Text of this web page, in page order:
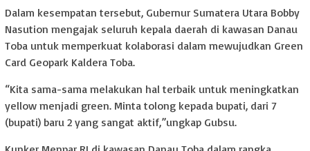
Dalam kesempatan tersebut, Gubernur Sumatera Utara Bobby
Nasution mengajak seluruh kepala daerah di kawasan Danau
Toba untuk memperkuat kolaborasi dalam mewujudkan Green
Card Geopark Kaldera Toba.
“Kita sama-sama melakukan hal terbaik untuk meningkatkan
yellow menjadi green. Minta tolong kepada bupati, dari 7
(bupati) baru 2 yang sangat aktif,”ungkap Gubsu.